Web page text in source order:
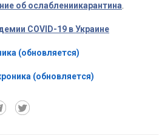
об ослаблениикарантина
COVID-19 в Украине
(обновляется)
(обновляется)